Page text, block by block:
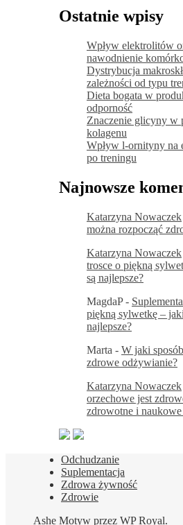
Ostatnie wpisy
Wpływ elektrolitów
nawodnienie
Dystrybucja
zależności od typu
Dieta bogata w
odporność
Znaczenie glicyny w
kolagenu
Wpływ l-ornityny na
po treningu
Najnowsze
Katarzyna Nowaczek
można rozpocząć
Katarzyna Nowaczek
trosce o piękną
są najlepsze?
MagdaP-
piękną sylwetkę –
najlepsze?
Marta - W jaki
zdrowe odżywianie?
Katarzyna Nowaczek
orzechowe jest
zdrowotne i
Odchudzanie
Suplementacja
Zdrowa żywność
Zdrowie
Ashe Motyw przez WP Royal.